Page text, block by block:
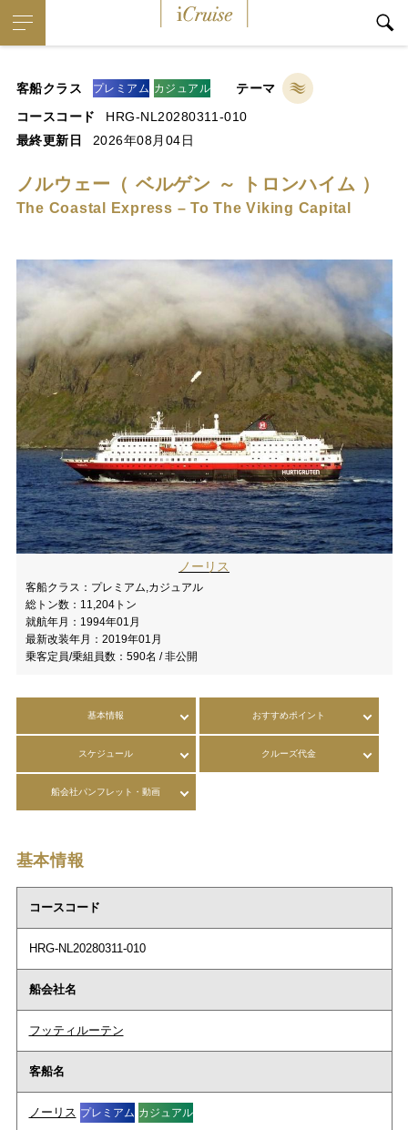
客船クラス プレミアム カジュアル
テーマ
コースコード
HRG-NL20280311-010
最終更新日
2026年08月04日
ノルウェー（ ベルゲン ～ トロンハイム ）
The Coastal Express – To The Viking Capital
ノーリス
客船クラス： プレミアム,カジュアル
総トン数： 11,204トン
就航年月： 1994年01月
最新改装年月： 2019年01月
乗客定員/乗組員数： 590名 / 非公開
基本情報 おすすめポイント
スケジュール クルーズ代金
船会社パンフレット・動画
基本情報
コースコード
HRG-NL20280311-010
船会社名
フッティルーテン
客船名
ノーリス プレミアム カジュアル